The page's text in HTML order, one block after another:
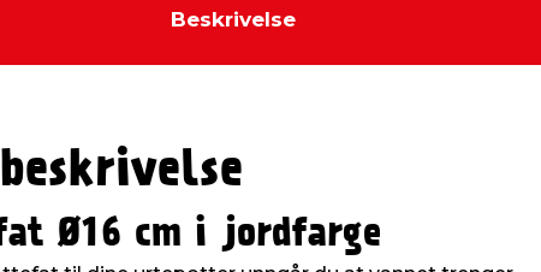
Beskrivelse
Ø16 cm i jordfarge